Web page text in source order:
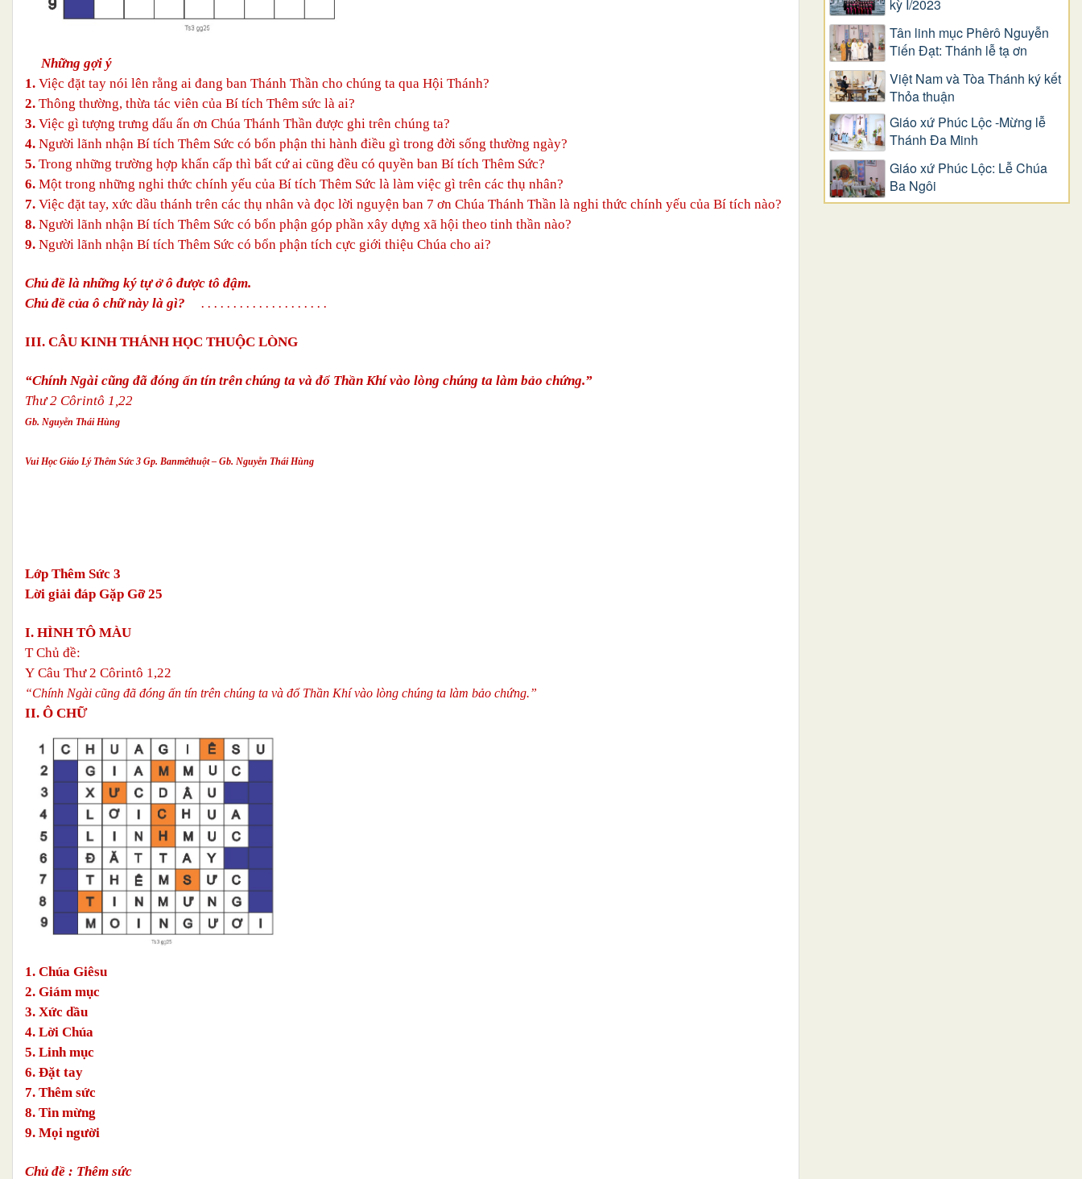
Những gợi ý
1. Việc đặt tay nói lên rằng ai đang ban Thánh Thần cho chúng ta qua Hội Thánh?
2. Thông thường, thừa tác viên của Bí tích Thêm sức là ai?
3. Việc gì tượng trưng dấu ấn ơn Chúa Thánh Thần được ghi trên chúng ta?
4. Người lãnh nhận Bí tích Thêm Sức có bổn phận thi hành điều gì trong đời sống thường ngày?
5. Trong những trường hợp khẩn cấp thì bất cứ ai cũng đều có quyền ban Bí tích Thêm Sức?
6. Một trong những nghi thức chính yếu của Bí tích Thêm Sức là làm việc gì trên các thụ nhân?
7. Việc đặt tay, xức dầu thánh trên các thụ nhân và đọc lời nguyện ban 7 ơn Chúa Thánh Thần là nghi thức chính yếu của Bí tích nào?
8. Người lãnh nhận Bí tích Thêm Sức có bổn phận góp phần xây dựng xã hội theo tinh thần nào?
9. Người lãnh nhận Bí tích Thêm Sức có bổn phận tích cực giới thiệu Chúa cho ai?
Chủ đề là những ký tự ở ô được tô đậm.
Chủ đề của ô chữ này là gì? . . . . . . . . . . . . . . . . . . . .
III. CÂU KINH THÁNH HỌC THUỘC LÒNG
“Chính Ngài cũng đã đóng ấn tín trên chúng ta và đổ Thần Khí vào lòng chúng ta làm bảo chứng.”
Thư 2 Côrintô 1,22
Gb. Nguyễn Thái Hùng
Vui Học Giáo Lý Thêm Sức 3 Gp. Banmêthuột – Gb. Nguyễn Thái Hùng
Lớp Thêm Sức 3
Lời giải đáp Gặp Gỡ 25
I. HÌNH TÔ MÀU
TChủ đề:
Y Câu Thư 2 Côrintô 1,22
“Chính Ngài cũng đã đóng ấn tín trên chúng ta và đổ Thần Khí vào lòng chúng ta làm bảo chứng.”
II. Ô CHỮ
1. Chúa Giêsu
2. Giám mục
3. Xức dầu
4. Lời Chúa
5. Linh mục
6. Đặt tay
7. Thêm sức
8. Tin mừng
9. Mọi người
Chủ đề : Thêm sức
kỳ I/2023
Tân linh mục Phêrô Nguyễn
Tiến Đạt: Thánh lễ tạ ơn
Việt Nam và Tòa Thánh ký kết
Thỏa thuận
Giáo xứ Phúc Lộc -Mừng lễ
Thánh Đa Minh
Giáo xứ Phúc Lộc: Lễ Chúa
Ba Ngôi